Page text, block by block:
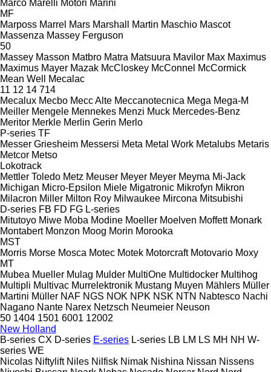
Marco Marelli Motori Marini
MF
Marposs Marrel Mars Marshall Martin Maschio Mascot
Massenza Massey Ferguson
50
Massey Masson Matbro Matra Matsuura Mavilor Max Maximus
Maximus Mayer Mazak McCloskey McConnel McCormick
Mean Well
Mecalac
11 12 14 714
Mecalux Mecbo Mecc Alte Meccanotecnica Mega Mega-M
Meiller Mengele Mennekes Menzi Muck Mercedes-Benz
Meritor Merkle Merlin Gerin Merlo
P-series TF
Messer Griesheim Messersi Meta Metal Work Metalubs Metaris
Metcor Metso
Lokotrack
Mettler Toledo Metz Meuser Meyer Meyer Meyma Mi-Jack
Michigan Micro-Epsilon Miele Migatronic Mikrofyn Mikron
Milacron Miller Milton Roy Milwaukee Mircona Mitsubishi
D-series FB FD FG L-series
Mitutoyo Miwe Moba Modine Moeller Moelven Moffett Monark
Montabert Monzon Moog Morin Morooka
MST
Morris Morse Mosca Motec Motek Motorcraft Motovario Moxy
MT
Mubea Mueller Mulag Mulder MultiOne Multidocker Multihog
Multipli Multivac Murrelektronik Mustang Muyen Mählers Müller
Martini Müller NAF NGS NOK NPK NSK NTN Nabtesco Nachi
Nagano Nante Narex Netzsch Neumeier Neuson
50 1404 1501 6001 12002
New Holland
B-series CX D-series E-series L-series LB LM LS MH NH W-
series WE
Nicolas Niftylift Niles Nilfisk Nimak Nishina Nissan Nissens